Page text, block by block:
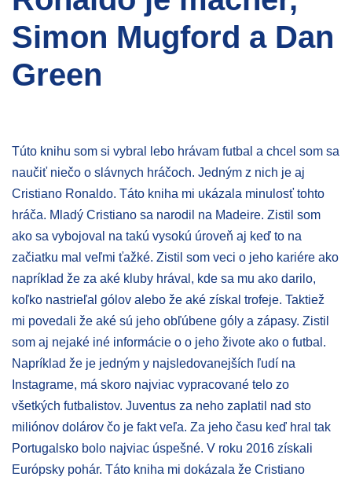
Simon Mugford a Dan
Green
Túto knihu som si vybral lebo hrávam futbal a chcel som sa
naučiť niečo o slávnych hráčoch. Jedným z nich je aj
Cristiano Ronaldo. Táto kniha mi ukázala minulosť tohto
hráča. Mladý Cristiano sa narodil na Madeire. Zistil som
ako sa vybojoval na takú vysokú úroveň aj keď to na
začiatku mal veľmi ťažké. Zistil som veci o jeho kariére ako
napríklad že za aké kluby hrával, kde sa mu ako darilo,
koľko nastrieľal gólov alebo že aké získal trofeje. Taktiež
mi povedali že aké sú jeho obľúbene góly a zápasy. Zistil
som aj nejaké iné informácie o o jeho živote ako o futbal.
Napríklad že je jedným y najsledovanejších ľudí na
Instagrame, má skoro najviac vypracované telo zo
všetkých futbalistov. Juventus za neho zaplatil nad sto
miliónov dolárov čo je fakt veľa. Za jeho času keď hral tak
Portugalsko bolo najviac úspešné. V roku 2016 získali
Európsky pohár. Táto kniha mi dokázala že Cristiano